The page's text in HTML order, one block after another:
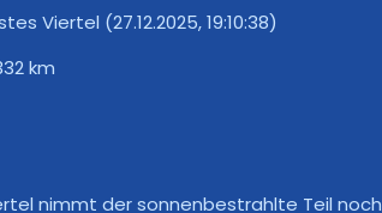
Viertel (27.12.2025, 19:10:38)
km
nimmt der sonnenbestrahlte Teil